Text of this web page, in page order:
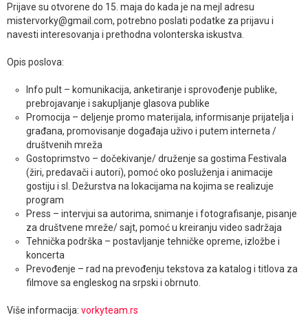
Prijave su otvorene do 15. maja do kada je na mejl adresu
mistervorky@gmail.com, potrebno poslati podatke za prijavu i
navesti interesovanja i prethodna volonterska iskustva.
Opis poslova:
Info pult – komunikacija, anketiranje i sprovođenje publike,
prebrojavanje i sakupljanje glasova publike
Promocija – deljenje promo materijala, informisanje prijatelja i
građana, promovisanje događaja uživo i putem interneta /
društvenih mreža
Gostoprimstvo – dočekivanje/ druženje sa gostima Festivala
(žiri, predavači i autori), pomoć oko posluženja i animacije
gostiju i sl. Dežurstva na lokacijama na kojima se realizuje
program
Press – intervjui sa autorima, snimanje i fotografisanje, pisanje
za društvene mreže/ sajt, pomoć u kreiranju video sadržaja
Tehnička podrška – postavljanje tehničke opreme, izložbe i
koncerta
Prevođenje – rad na prevođenju tekstova za katalog i titlova za
filmove sa engleskog na srpski i obrnuto.
Više informacija: vorkyteam.rs